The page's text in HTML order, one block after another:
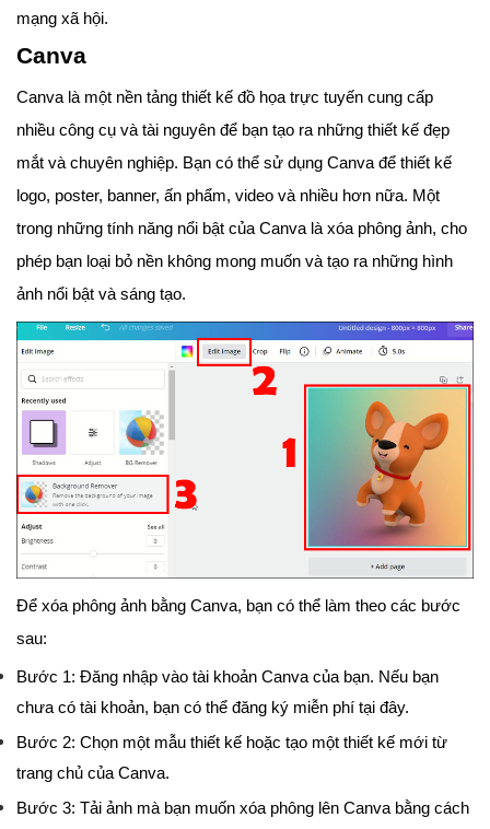
mạng xã hội.
Canva
Canva là một nền tảng thiết kế đồ họa trực tuyến cung cấp
nhiều công cụ và tài nguyên để bạn tạo ra những thiết kế đẹp
mắt và chuyên nghiệp. Bạn có thể sử dụng Canva để thiết kế
logo, poster, banner, ấn phẩm, video và nhiều hơn nữa. Một
trong những tính năng nổi bật của Canva là xóa phông ảnh, cho
phép bạn loại bỏ nền không mong muốn và tạo ra những hình
ảnh nổi bật và sáng tạo.
Để xóa phông ảnh bằng Canva, bạn có thể làm theo các bước
sau:
Bước 1: Đăng nhập vào tài khoản Canva của bạn. Nếu bạn
chưa có tài khoản, bạn có thể đăng ký miễn phí tại đây.
Bước 2: Chọn một mẫu thiết kế hoặc tạo một thiết kế mới từ
trang chủ của Canva.
Bước 3: Tải ảnh mà bạn muốn xóa phông lên Canva bằng cách